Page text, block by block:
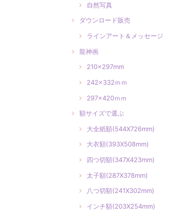
自然写真
ダウンロード販売
ラインアート＆メッセージ
龍神画
210×297mm
242×332ｍｍ
297×420ｍｍ
額サイズで選ぶ
大全紙額(544X726mm)
大衣額(393X508mm)
四つ切額(347X423mm)
太子額(287X378mm)
八つ切額(241X302mm)
インチ額(203X254mm)